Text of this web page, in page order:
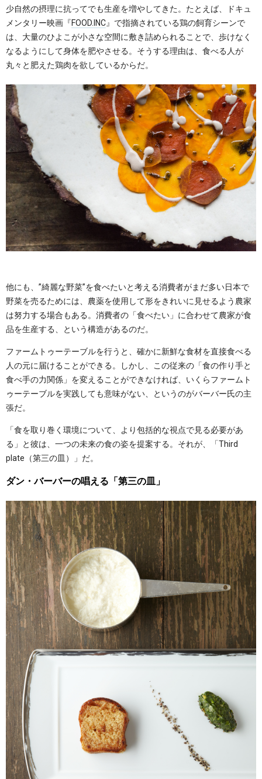
少自然の摂理に抗ってでも生産を増やしてきた。たとえば、ドキュ
メンタリー映画『FOOD.INC』で指摘されている鶏の飼育シーンで
は、大量のひよこが小さな空間に敷き詰められることで、歩けなく
なるようにして身体を肥やさせる。そうする理由は、食べる人が
丸々と肥えた鶏肉を欲しているからだ。
他にも、”綺麗な野菜”を食べたいと考える消費者がまだ多い日本で
野菜を売るためには、農薬を使用して形をきれいに見せるよう農家
は努力する場合もある。消費者の「食べたい」に合わせて農家が食
品を生産する、という構造があるのだ。
ファームトゥーテーブルを行うと、確かに新鮮な食材を直接食べる
人の元に届けることができる。しかし、この従来の「食の作り手と
食べ手の力関係」を変えることができなければ、いくらファームト
ゥーテーブルを実践しても意味がない、というのがバーバー氏の主
張だ。
「食を取り巻く環境について、より包括的な視点で見る必要があ
る」と彼は、一つの未来の食の姿を提案する。それが、「Third
plate（第三の皿）」だ。
ダン・バーバーの唱える「第三の皿」